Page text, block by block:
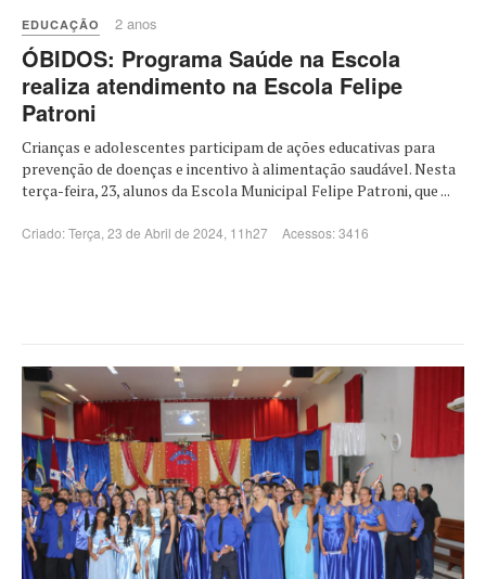
EDUCAÇÃO 2 anos
ÓBIDOS: Programa Saúde na Escola
realiza atendimento na Escola Felipe
Patroni
Crianças e adolescentes participam de ações educativas para
prevenção de doenças e incentivo à alimentação saudável. Nesta
terça-feira, 23, alunos da Escola Municipal Felipe Patroni, que ...
Criado: Terça, 23 de Abril de 2024, 11h27 Acessos: 3416